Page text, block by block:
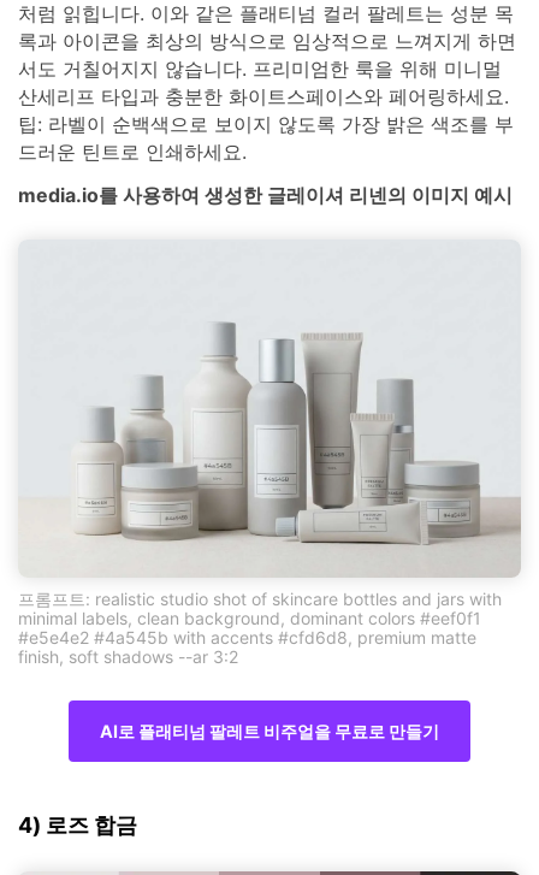
처럼 읽힙니다. 이와 같은 플래티넘 컬러 팔레트는 성분 목
록과 아이콘을 최상의 방식으로 임상적으로 느껴지게 하면
서도 거칠어지지 않습니다. 프리미엄한 룩을 위해 미니멀
산세리프 타입과 충분한 화이트스페이스와 페어링하세요.
팁: 라벨이 순백색으로 보이지 않도록 가장 밝은 색조를 부
드러운 틴트로 인쇄하세요.
media.io를 사용하여 생성한 글레이셔 리넨의 이미지 예시
프롬프트: realistic studio shot of skincare bottles and jars with
minimal labels, clean background, dominant colors #eef0f1
#e5e4e2 #4a545b with accents #cfd6d8, premium matte
finish, soft shadows --ar 3:2
AI로 플래티넘 팔레트 비주얼을 무료로 만들기
4) 로즈 합금